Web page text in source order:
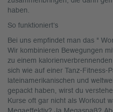
haben.
So funktioniert‘s
Bei uns empfindet man das "
Wir kombinieren Bewegungen
zu einem
sich wie auf einer Tanz-Fitness-
lateinamerikanischen und
gepackt haben, wirst du
Kurse oft gar nicht als Workout